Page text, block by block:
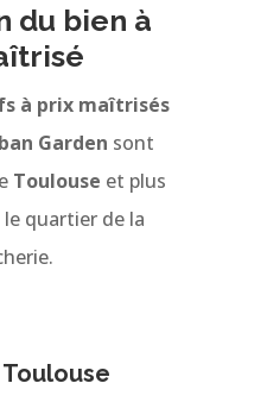
du bien à
à prix maîtrisés
Garden sont
Toulouse et plus
quartier de la